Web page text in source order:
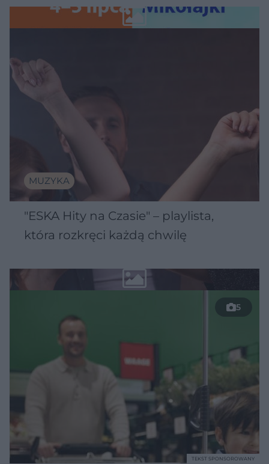
Wawelu
MUZYKA
"ESKA Hity na Czasie" – playlista,
która rozkręci każdą chwilę
5
TEKST SPONSOROWANY